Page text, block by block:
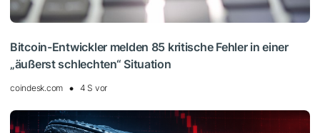
Bitcoin-Entwickler melden 85 kritische Fehler in einer
„äußerst schlechten“ Situation
coindesk.com 4 S vor